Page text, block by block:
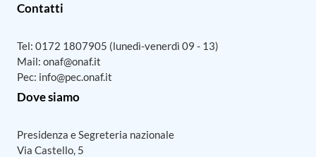
Contatti
Tel: 0172 1807905 (lunedì-venerdì 09 - 13)
Mail: onaf@onaf.it
Pec: info@pec.onaf.it
Dove siamo
Presidenza e Segreteria nazionale
Via Castello, 5